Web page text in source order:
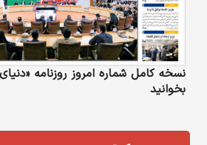
نسخه کامل شماره امروز روزنامه
بخوانید